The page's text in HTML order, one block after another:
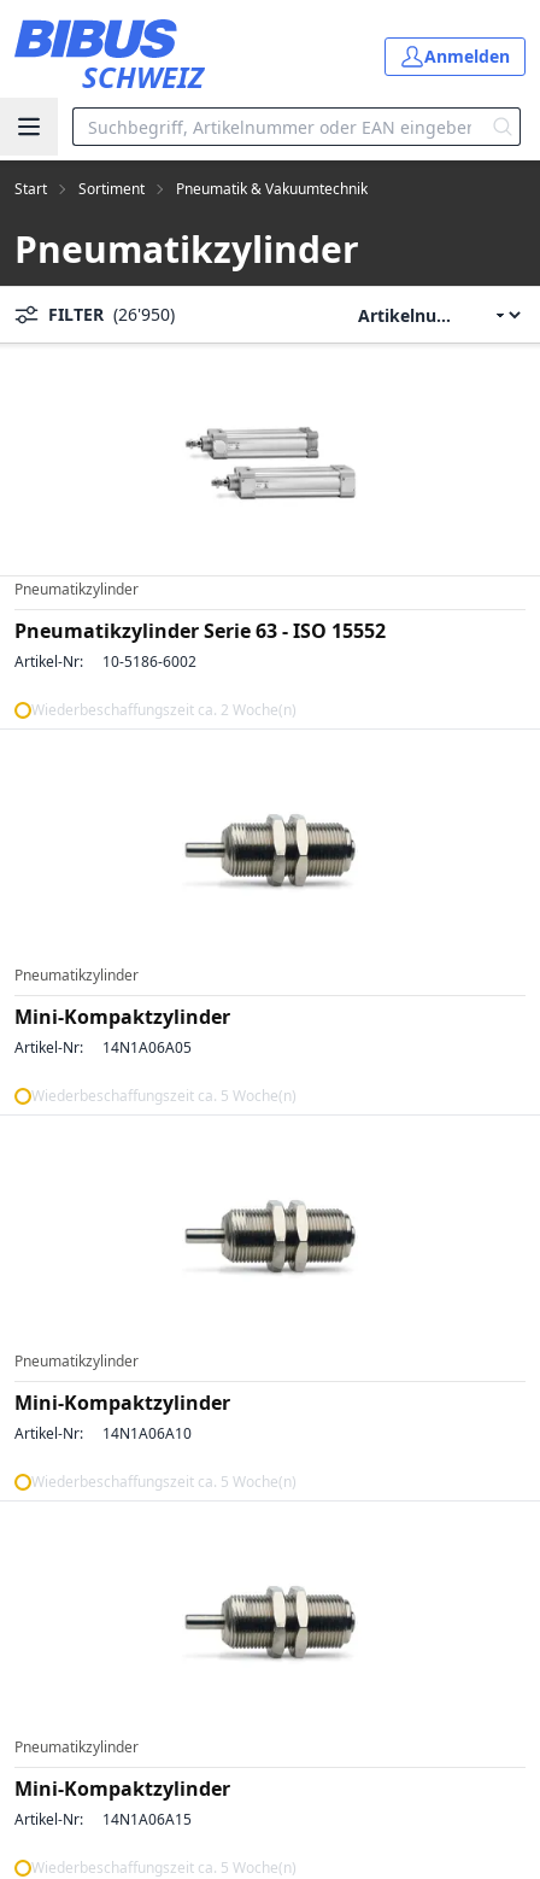
SCHWEIZ
Anmelden
Start Sortiment Pneumatik & Vakuumtechnik
Pneumatikzylinder
FILTER (26'950)
Pneumatikzylinder
Pneumatikzylinder Serie 63 - ISO 15552
Artikel-Nr: 10-5186-6002
Wiederbeschaffungszeit ca. 2 Woche(n)
Pneumatikzylinder
Mini-Kompaktzylinder
Artikel-Nr: 14N1A06A05
Wiederbeschaffungszeit ca. 5 Woche(n)
Pneumatikzylinder
Mini-Kompaktzylinder
Artikel-Nr: 14N1A06A10
Wiederbeschaffungszeit ca. 5 Woche(n)
Pneumatikzylinder
Mini-Kompaktzylinder
Artikel-Nr: 14N1A06A15
Wiederbeschaffungszeit ca. 5 Woche(n)